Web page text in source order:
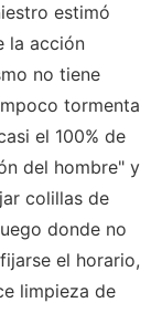
estimó
la acción
no tiene
tormenta
el 100% de
del hombre" y
colillas de
donde no
el horario,
limpieza de